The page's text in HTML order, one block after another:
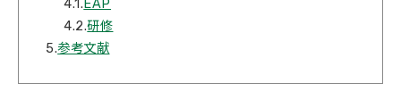
4.1. EAP
4.2.研修
5.参考文献